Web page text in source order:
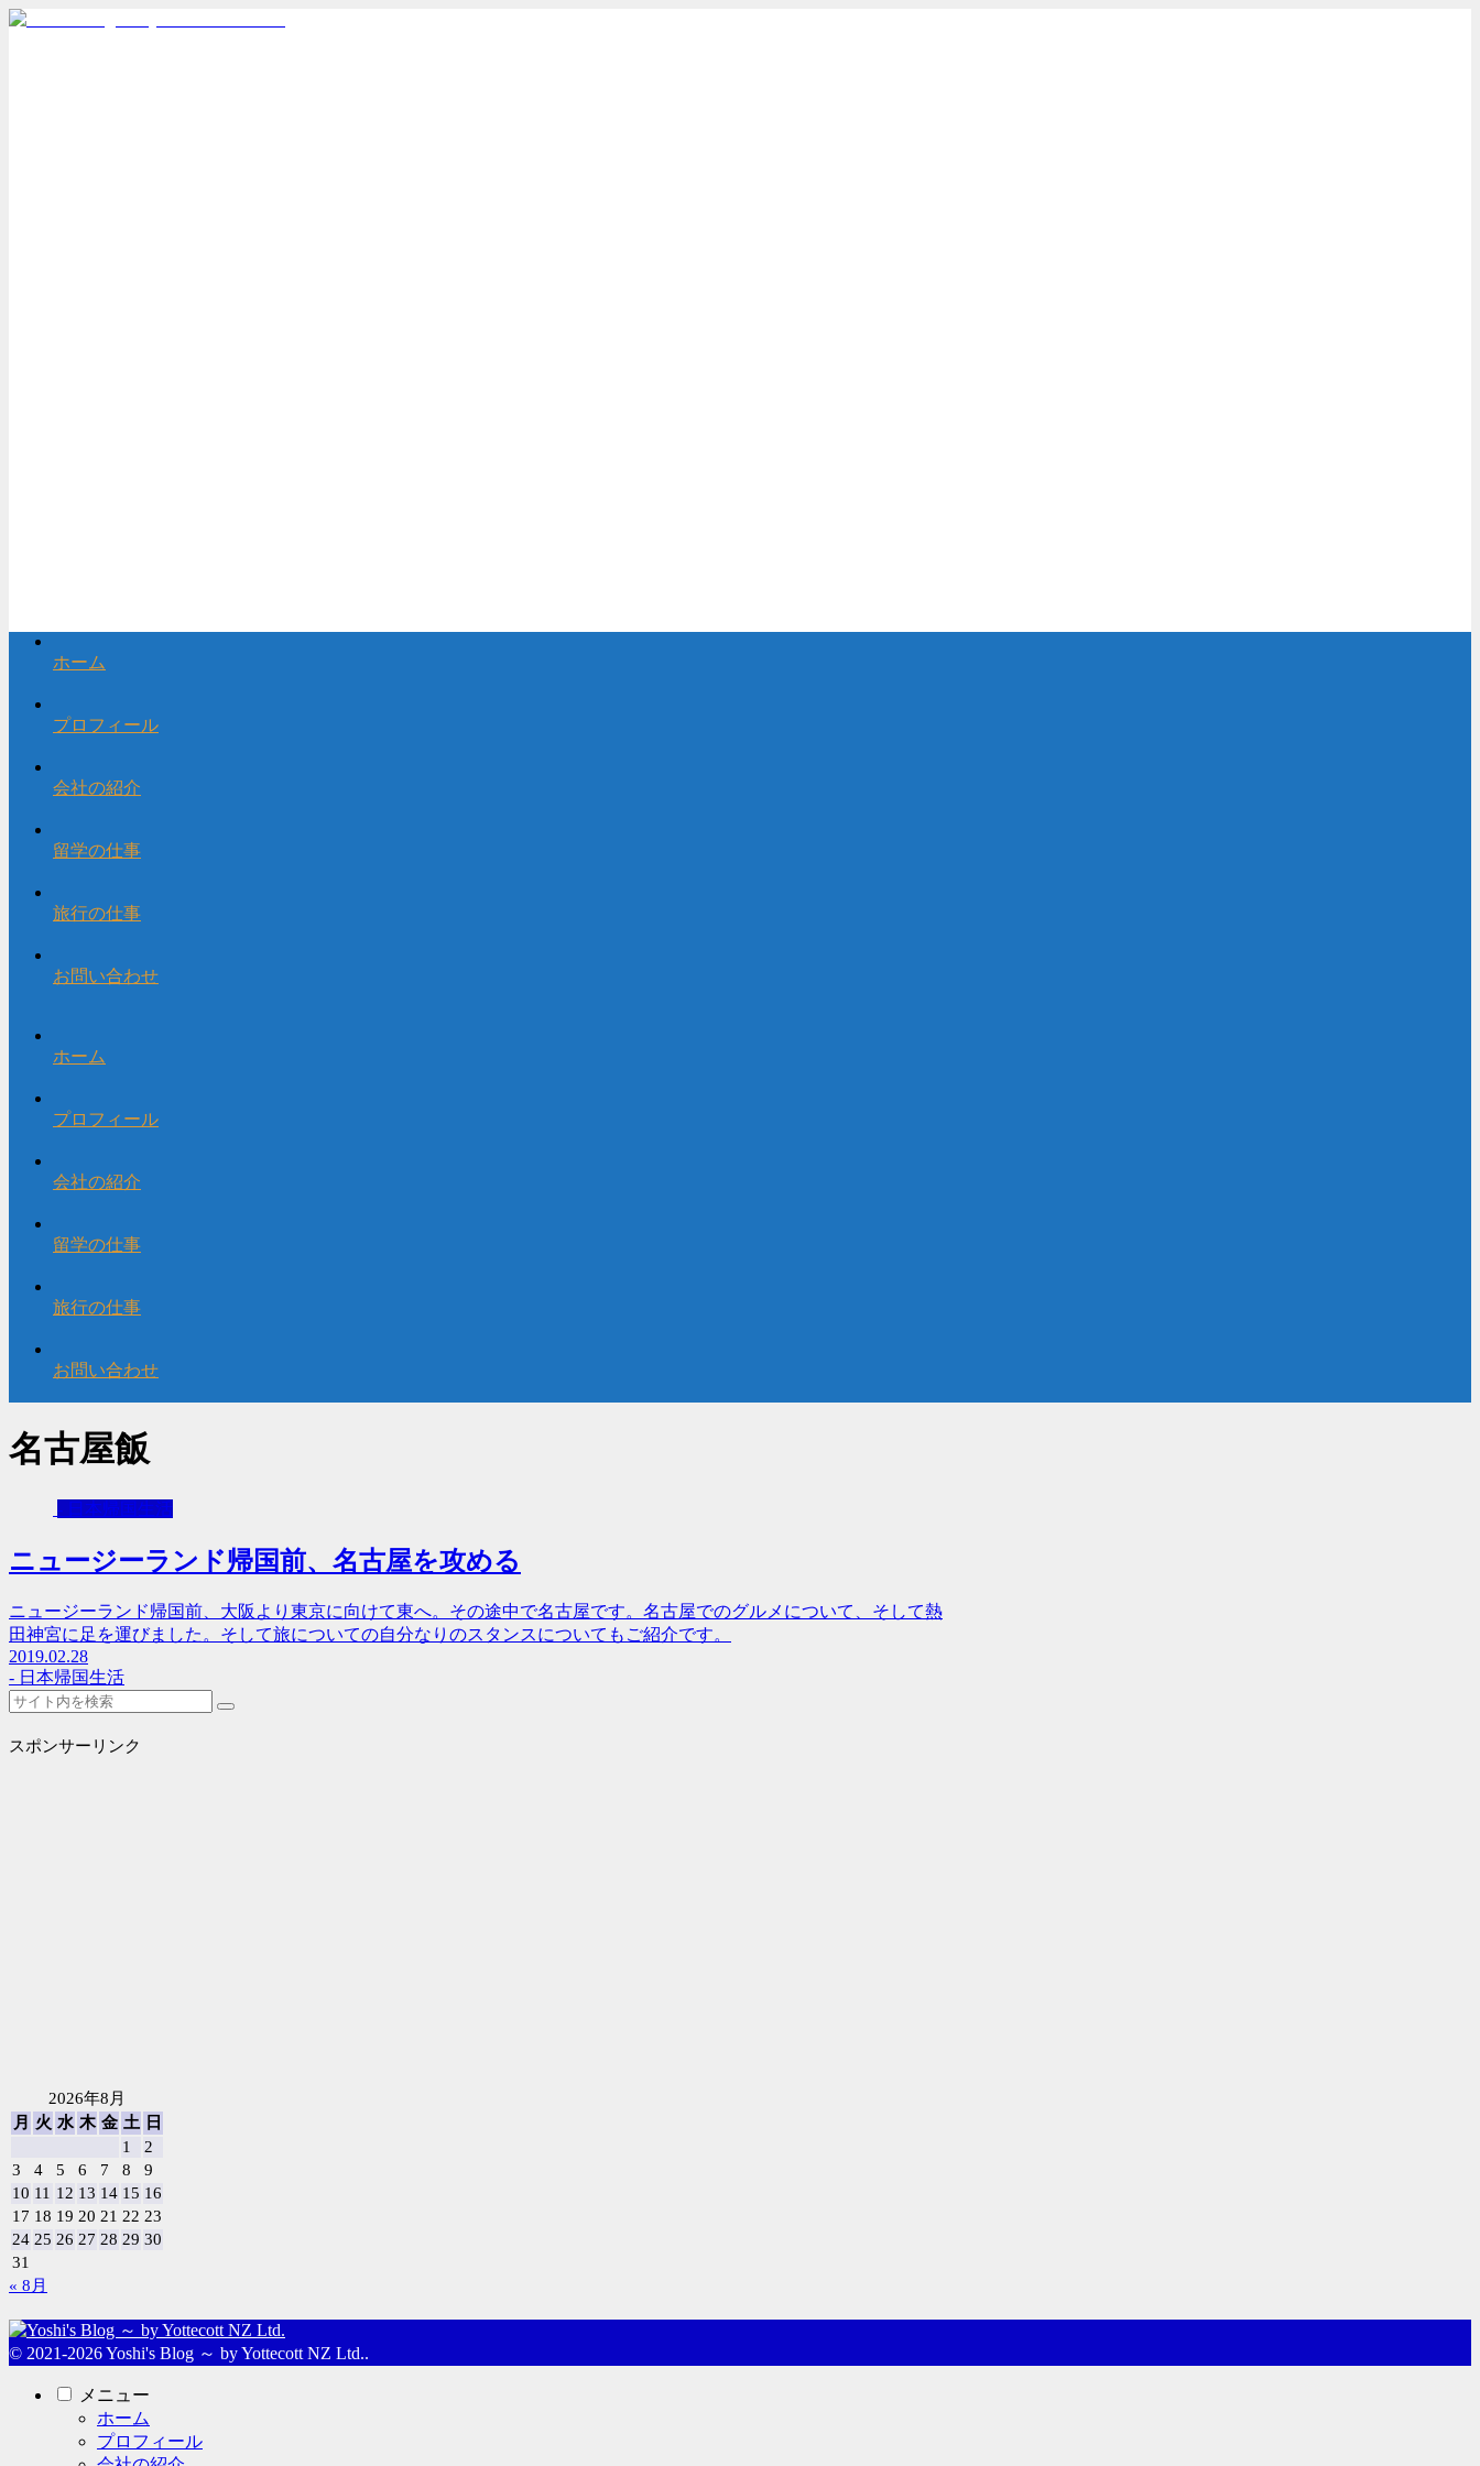
ホーム
プロフィール
会社の紹介
留学の仕事
旅行の仕事
お問い合わせ
ホーム
プロフィール
会社の紹介
留学の仕事
旅行の仕事
お問い合わせ
名古屋飯
- 日本帰国生活
ニュージーランド帰国前、名古屋を攻める
ニュージーランド帰国前、大阪より東京に向けて東へ。その途中で名古屋です。名古屋でのグルメについて、そして熱
田神宮に足を運びました。そして旅についての自分なりのスタンスについてもご紹介です。
2019.02.28
- 日本帰国生活
スポンサーリンク
2026年8月
月
火 水 木 金 土
日
1
2
3
4 5 6 7 8
9
10 11 12 13 14 15 16
17 18 19 20 21 22 23
24 25 26 27 28 29 30
31
« 8月
© 2021-2026 Yoshi's Blog ～ by Yottecott NZ Ltd..
メニュー
ホーム
プロフィール